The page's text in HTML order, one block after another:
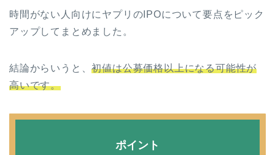
時間がない人向けにヤプリのIPOについて要点をピック
アップしてまとめました。
結論からいうと、初値は公募価格以上になる可能性が
高いです。
ポイント